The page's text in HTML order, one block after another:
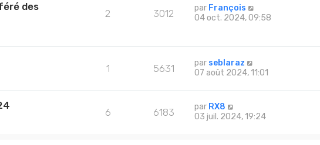
des
2 3012 par François
04 oct. 2024, 09:58
1 5631 par seblaraz
07 août 2024, 11:01
6 6183 par RX8
03 juil. 2024, 19:24